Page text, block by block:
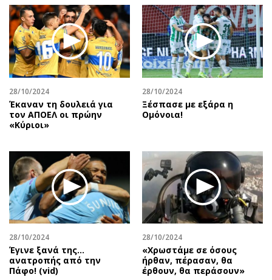
28/10/2024
Έκαναν τη δουλειά για
τον ΑΠΟΕΛ οι πρώην
«Κύριοι»
28/10/2024
Ξέσπασε με εξάρα η
Ομόνοια!
28/10/2024
Έγινε ξανά της…
ανατροπής από την
Πάφο! (vid)
28/10/2024
«Χρωστάμε σε όσους
ήρθαν, πέρασαν, θα
έρθουν, θα περάσουν»